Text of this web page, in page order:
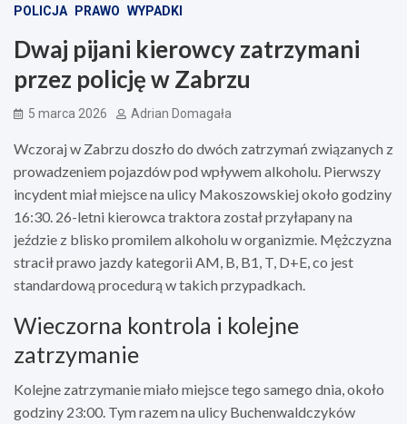
POLICJA PRAWO WYPADKI
Dwaj pijani kierowcy zatrzymani
przez policję w Zabrzu
5 marca 2026 Adrian Domagała
Wczoraj w Zabrzu doszło do dwóch zatrzymań związanych z
prowadzeniem pojazdów pod wpływem alkoholu. Pierwszy
incydent miał miejsce na ulicy Makoszowskiej około godziny
16:30. 26-letni kierowca traktora został przyłapany na
jeździe z blisko promilem alkoholu w organizmie. Mężczyzna
stracił prawo jazdy kategorii AM, B, B1, T, D+E, co jest
standardową procedurą w takich przypadkach.
Wieczorna kontrola i kolejne
zatrzymanie
Kolejne zatrzymanie miało miejsce tego samego dnia, około
godziny 23:00. Tym razem na ulicy Buchenwaldczyków